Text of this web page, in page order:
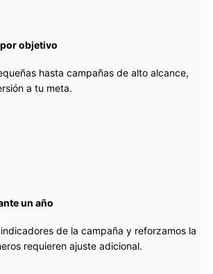
objetivo
hasta campañas de alto alcance,
a tu meta.
un año
de la campaña y reforzamos la
requieren ajuste adicional.